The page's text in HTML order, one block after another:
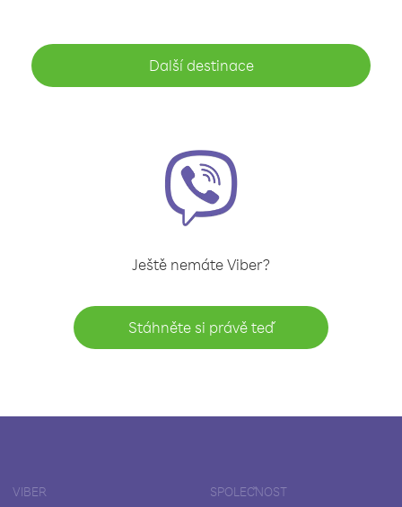
Další destinace
Ještě nemáte Viber?
Stáhněte si právě teď
VIBER SPOLEČNOST